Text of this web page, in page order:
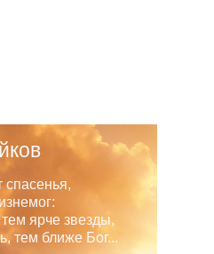
спасенья,
ярче звезды,
тем ближе Бог...